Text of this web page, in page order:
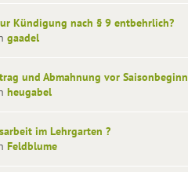
Kündigung nach § 9 entbehrlich?
gaadel
und Abmahnung vor Saisonbeginn
heugabel
im Lehrgarten ?
Feldblume